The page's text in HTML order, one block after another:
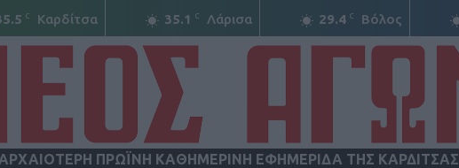
C Καρδίτσα 35.1 C Λάρισα 29.4 C Βόλος
ΠΡΩΪΝΗ ΚΑΘΗΜΕΡΙΝΗ ΕΦΗΜΕΡΙΔΑ ΤΗΣ ΚΑΡΔΙΤΣΑΣ